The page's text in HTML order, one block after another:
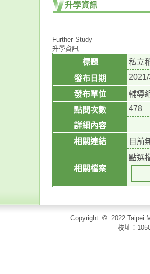
升學資訊
Further Study
升學資訊
標題
私立
發布日期
發布單位
輔導
點閱次數
478
詳細內容
相關連結
目前
相關檔案
點選
Copyright © 2022 Taipei
校址：